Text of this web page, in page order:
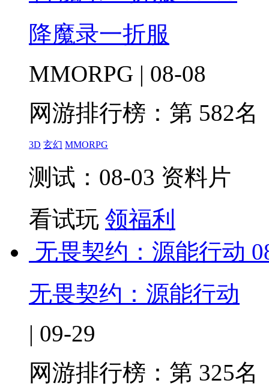
降魔录一折服
MMORPG | 08-08
网游排行榜： 第 582名
3D 玄幻 MMORPG
测试：08-03 资料片
看试玩 领福利
无畏契约：源能行动
无畏契约：源能行动
| 09-29
网游排行榜： 第 325名